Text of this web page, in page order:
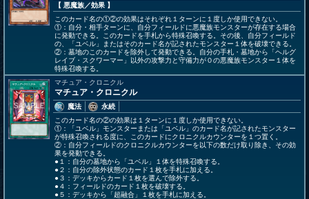
【 悪魔族／効果 】
このカード名の①②の効果はそれぞれ１ターンに１度しか使用できない。
①：自分・相手ターンに、自分フィールドに悪魔族モンスターが存在する場合
に発動できる。このカードを手札から特殊召喚する。その後、自分フィールド
の、「ユベル」またはそのカード名が記されたモンスター１体を破壊できる。
②：墓地のこのカードを除外して発動できる。自分の手札・墓地から「ヘルグ
レイブ・スクワーマー」以外の攻撃力と守備力が０の悪魔族モンスター１体を
特殊召喚する。
マチュア・クロニクル
マチュア・クロニクル
魔法
永続
このカード名の②の効果は１ターンに１度しか使用できない。
①：「ユベル」モンスターまたは「ユベル」のカード名が記されたモンスター
が特殊召喚される度に、このカードにクロニクルカウンターを１つ置く。
②：自分フィールドのクロニクルカウンターを以下の数だけ取り除き、その効
果を発動できる。
●１：自分の墓地から「ユベル」１体を特殊召喚する。
●２：自分の除外状態のカード１枚を手札に加える。
●３：デッキからカード１枚を選んで除外する。
●４：フィールドのカード１枚を破壊する。
●５：デッキから「超融合」１枚を手札に加える。